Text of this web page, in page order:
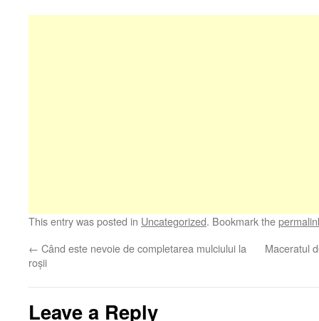
This entry was posted in Uncategorized. Bookmark the
← Când este nevoie de completarea mulciului la
roșii
Maceratul
Leave a Reply